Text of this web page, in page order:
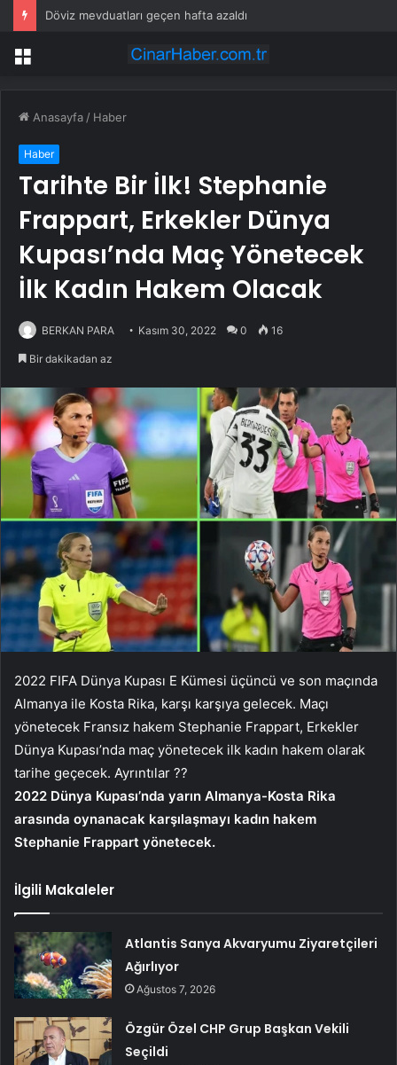
Döviz mevduatları geçen hafta azaldı
Menü
Anasayfa / Haber
Haber
Tarihte Bir İlk! Stephanie
Frappart, Erkekler Dünya
Kupası’nda Maç Yönetecek
İlk Kadın Hakem Olacak
BERKAN PARA Kasım 30, 2022 0 16
Bir dakikadan az
2022 FIFA Dünya Kupası E Kümesi üçüncü ve son maçında
Almanya ile Kosta Rika, karşı karşıya gelecek. Maçı
yönetecek Fransız hakem Stephanie Frappart, Erkekler
Dünya Kupası’nda maç yönetecek ilk kadın hakem olarak
tarihe geçecek. Ayrıntılar ??
2022 Dünya Kupası’nda yarın Almanya-Kosta Rika
arasında oynanacak karşılaşmayı kadın hakem
Stephanie Frappart yönetecek.
İlgili Makaleler
Atlantis Sanya Akvaryumu Ziyaretçileri
Ağırlıyor
Ağustos 7, 2026
Özgür Özel CHP Grup Başkan Vekili
Seçildi